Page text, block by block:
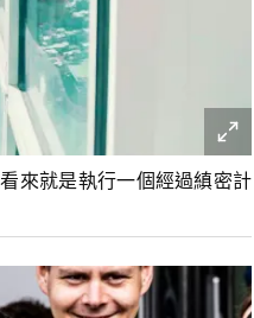
來就是執行一個經過縝密計